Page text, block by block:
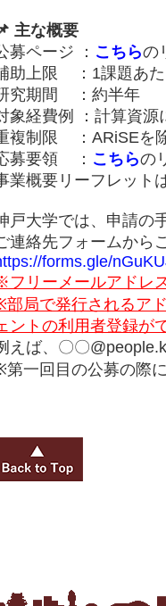
主な概要
募ページ ： こちらの
助上限 ：1課題あた
究期間 ：約半年
象経費例 ：計算資源
複制限 ：ARiSEを
募要領 ： こちらの
業概要リーフレット
戸大学では、申請の
連絡先フォームから
forms.gle/
フリーメールアドレ
部局で発行されるア
ントの利用者登録が
えば、〇〇
第一回目の公募の際